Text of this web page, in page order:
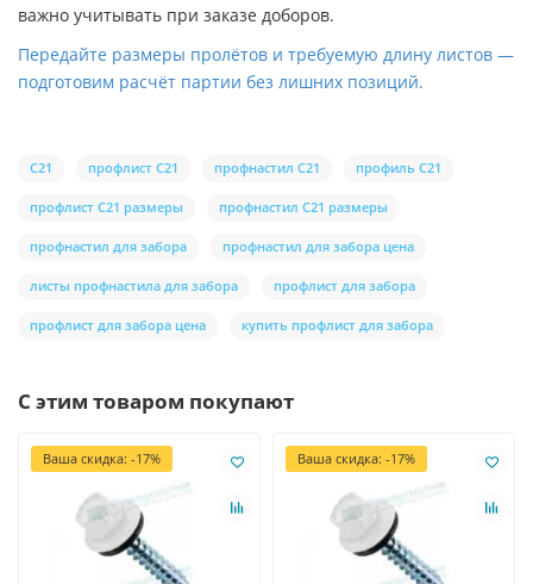
важно учитывать при заказе доборов.
Передайте размеры пролётов и требуемую длину листов —
подготовим расчёт партии без лишних позиций.
С21 профлист С21 профнастил С21 профиль С21
профлист С21 размеры профнастил С21 размеры
профнастил для забора профнастил для забора цена
листы профнастила для забора профлист для забора
профлист для забора цена купить профлист для забора
С этим товаром покупают
Ваша скидка: -17% Ваша скидка: -17%